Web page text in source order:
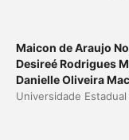
Maicon de Araujo
Desireé Rodrigues
Danielle Oliveira
Universidade Estadual